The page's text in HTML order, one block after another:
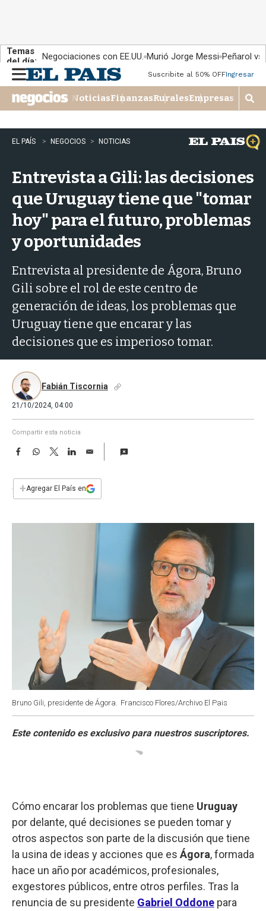
Temas
del día: Negociaciones con EE.UU. Murió Jorge Messi Peñarol
n
u
Suscribite al 50% OFFIngresar
NoticiasFinanzasRuralesEmpresas
M
o
s
t
r
r
b
�
q
EL PAÍS NEGOCIOS NOTICIAS
Entrevista a Gili: las decisiones
que Uruguay tiene que "tomar
hoy" para el futuro, problemas
y oportunidades
Entrevista al presidente de Ágora, Bruno
Gili sobre el rol de este centro de
generación de ideas, los problemas que
Uruguay tiene que encarar y las
decisiones que es imperioso tomar.
Fabián Tiscornia
21/10/2024, 04:00
Compartir esta noticia
F
e
b
W
s
T
w
t
L
E
i
l
+Agregar El País en
Bruno Gili, presidente de Ágora. Francisco Flores/Archivo El Pais
Cómo encarar los problemas que tiene Uruguay
por delante, qué decisiones se pueden tomar y
otros aspectos son parte de la discusión que tiene
la usina de ideas y acciones que es Ágora, formada
hace un año por académicos, profesionales,
exgestores públicos, entre otros perfiles. Tras la
renuncia de su presidente Gabriel Oddone para